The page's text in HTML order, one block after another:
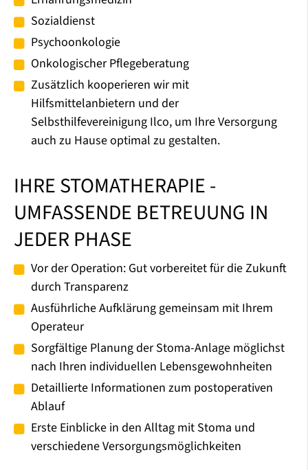
Sozialdienst
Psychoonkologie
Onkologischer Pflegeberatung
Zusätzlich kooperieren wir mit
Hilfsmittelanbietern und der
Selbsthilfevereinigung Ilco, um Ihre Versorgung
auch zu Hause optimal zu gestalten.
IHRE STOMATHERAPIE -
UMFASSENDE BETREUUNG IN
JEDER PHASE
Vor der Operation: Gut vorbereitet für die Zukunft
durch Transparenz
Ausführliche Aufklärung gemeinsam mit Ihrem
Operateur
Sorgfältige Planung der Stoma-Anlage möglichst
nach Ihren individuellen Lebensgewohnheiten
Detaillierte Informationen zum postoperativen
Ablauf
Erste Einblicke in den Alltag mit Stoma und
verschiedene Versorgungsmöglichkeiten